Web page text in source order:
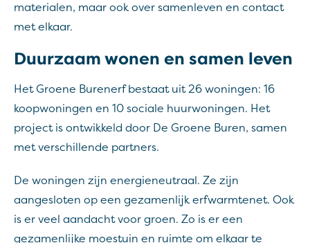
materialen, maar ook over samenleven en contact
met elkaar.
Duurzaam wonen en samen leven
Het Groene Burenerf bestaat uit 26 woningen: 16
koopwoningen en 10 sociale huurwoningen. Het
project is ontwikkeld door De Groene Buren, samen
met verschillende partners.
De woningen zijn energieneutraal. Ze zijn
aangesloten op een gezamenlijk erfwarmtenet. Ook
is er veel aandacht voor groen. Zo is er een
gezamenlijke moestuin en ruimte om elkaar te